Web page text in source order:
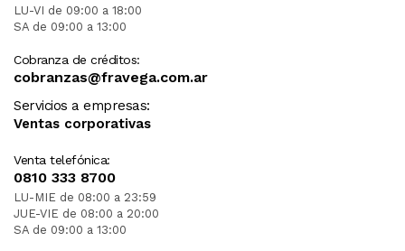
LU-VI de 09:00 a 18:00
SA de 09:00 a 13:00
Cobranza de créditos:
cobranzas@fravega.com.ar
Servicios a empresas:
Ventas corporativas
Venta telefónica:
0810 333 8700
LU-MIE de 08:00 a 23:59
JUE-VIE de 08:00 a 20:00
SA de 09:00 a 13:00